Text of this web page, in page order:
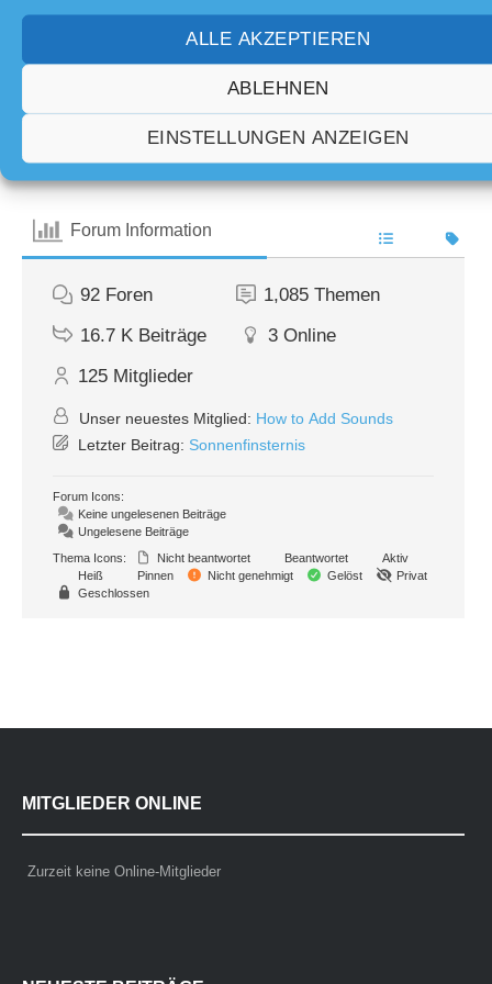
ALLE AKZEPTIEREN
ABLEHNEN
EINSTELLUNGEN ANZEIGEN
Forum Information
92 Foren 1,085 Themen
16.7 K Beiträge 3 Online
125 Mitglieder
Unser neuestes Mitglied: How to Add Sounds
Letzter Beitrag: Sonnenfinsternis
Forum Icons:
Keine ungelesenen Beiträge
Ungelesene Beiträge
Thema Icons:
Nicht beantwortet Beantwortet
Aktiv
Heiß
Pinnen Nicht genehmigt Gelöst
Privat
Geschlossen
MITGLIEDER ONLINE
Zurzeit keine Online-Mitglieder